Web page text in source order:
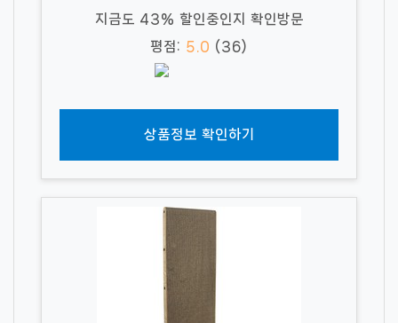
지금도 43% 할인중인지 확인방문
평점: 5.0 (36)
상품정보 확인하기